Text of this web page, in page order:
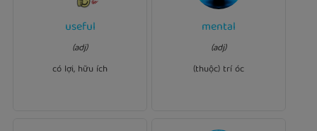
useful
(adj)
có lợi, hữu ích
Ví dụ:
Exercise is very
us.
mental
(adj)
(thuộc) trí óc
Ví dụ:
exercise sounded
good to Stacie.